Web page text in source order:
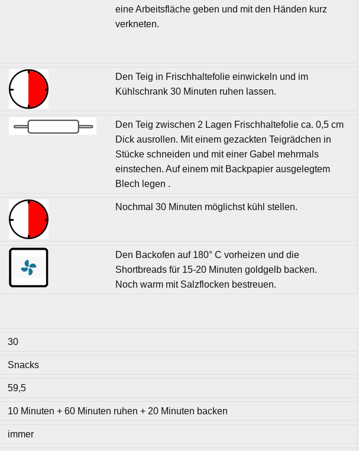
eine Arbeitsfläche geben und mit den Händen kurz
verkneten.
Den Teig in Frischhaltefolie einwickeln und im
Kühlschrank 30 Minuten ruhen lassen.
Den Teig zwischen 2 Lagen Frischhaltefolie ca. 0,5 cm
Dick ausrollen. Mit einem gezackten Teigrädchen in
Stücke schneiden und mit einer Gabel mehrmals
einstechen. Auf einem mit Backpapier ausgelegtem
Blech legen .
Nochmal 30 Minuten möglichst kühl stellen.
Den Backofen auf 180° C vorheizen und die
Shortbreads für 15-20 Minuten goldgelb backen.
Noch warm mit Salzflocken bestreuen.
30
Snacks
59,5
10 Minuten + 60 Minuten ruhen + 20 Minuten backen
immer